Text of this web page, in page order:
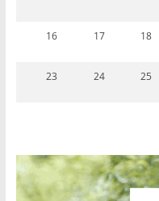
16 17 18
23 24 25